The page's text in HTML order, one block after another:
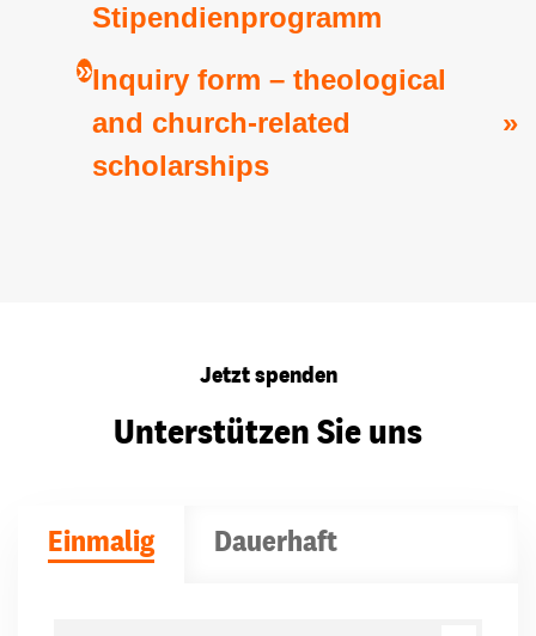
Stipendienprogramm
Inquiry form – theological
and church-related
scholarships
Jetzt spenden
Unterstützen Sie uns
Einmalig Dauerhaft